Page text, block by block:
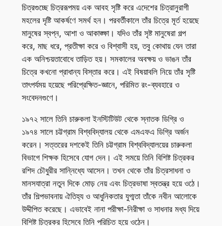
চিত্রগুচ্ছে চিত্ররূপময় এক আবহ সৃষ্টি করে এদেশের চিত্রানুরাগী
মহলের দৃষ্টি আকর্ষণে সমর্থ হন। পরবর্তীকালে তাঁর চিত্রে মূর্ত হয়েছে
মানুষের স্বপ্ন, আশা ও আকাঙ্ক্ষা। যদিও তাঁর সৃষ্ট মানুষেরা গল্প
করে, মাছ ধরে, প্রতীক্ষা করে ও বিশ্বাসী হয়, তবু কোথায় যেন তারা
এক অনিশ্চয়তাবোধে তাড়িত হয়। সমকালের অবক্ষয় ও ভাঙন তাঁর
চিত্রে কখনো প্রাধান্য বিস্তার করে। এই বিষয়াবলি নিয়ে তাঁর সৃষ্টি
তাৎপর্যময় হয়েছে পরিপ্রেক্ষিত-জ্ঞানে, পরিমিত রং-ব্যবহারে ও
সংবেদনগুণে।
১৯৭২ সালে তিনি চারুকলা ইনস্টিটিউট থেকে স্নাতক ডিগ্রি ও
১৯৭৪ সালে চট্টগ্রাম বিশ্ববিদ্যালয় থেকে এমএফএ ডিগ্রি অর্জন
করেন। সত্তরের দশকেই তিনি চট্টগ্রাম বিশ্ববিদ্যালয়ের চারুকলা
বিভাগে শিক্ষক হিসেবে যোগ দেন। এই সময়ে তিনি বিশিষ্ট চিত্রকর
রশিদ চৌধুরীর সান্নিধ্যে আসেন। তখন থেকে তাঁর চিত্রসাধনা ও
মানসযাত্রা নতুন দিকে মোড় নেয় এবং চিত্রভাষা স্বতন্ত্র হয়ে ওঠে।
তাঁর শিল্পভাবনায় ঐতিহ্য ও আধুনিকতার যুগ্মতা তাঁকে নবীন আলোকে
উদ্দীপিত করেছে। এভাবেই নানা পরীক্ষা-নিরীক্ষা ও সাধনার মধ্য দিয়ে
বিশিষ্ট চিত্রকর হিসেবে তিনি পরিচিত হয়ে ওঠেন।